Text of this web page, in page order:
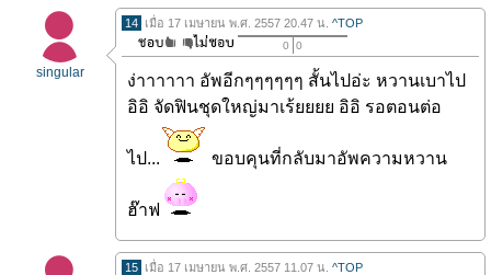
singular
14 เมื่อ 17 เมษายน พ.ศ. 2557 20.47 น. ^TOP
0 0
ง่าาาาาา อัพอีกๆๆๆๆๆๆ สั้นไปอ่ะ หวานเบาไป
อิอิ จัดฟินชุดใหญ่มาเร้ยยยย อิอิ รอตอนต่อ
ไป... ขอบคุนที่กลับมาอัพความหวาน
ฮ๊าฟ
15 เมื่อ 17 เมษายน พ.ศ. 2557 11.07 น. ^TOP